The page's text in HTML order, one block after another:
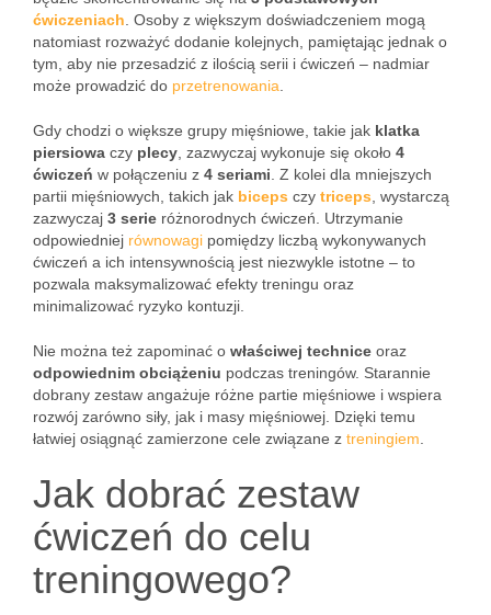
ćwiczeniach . Osoby z większym doświadczeniem mogą
natomiast rozważyć dodanie kolejnych, pamiętając jednak o
tym, aby nie przesadzić z ilością serii i ćwiczeń – nadmiar
może prowadzić do przetrenowania
Gdy chodzi o większe grupy mięśniowe, takie jak klatka
piersiowa czy plecy , zazwyczaj wykonuje się około 4
ćwiczeń w połączeniu z 4 seriami . Z kolei dla mniejszych
partii mięśniowych, takich jak biceps czy triceps , wystarczą
zazwyczaj 3 serie różnorodnych ćwiczeń. Utrzymanie
odpowiedniej równowagi pomiędzy liczbą wykonywanych
ćwiczeń a ich intensywnością jest niezwykle istotne – to
pozwala maksymalizować efekty treningu oraz
minimalizować ryzyko kontuzji.
Nie można też zapominać o właściwej technice oraz
odpowiednim obciążeniu podczas treningów. Starannie
dobrany zestaw angażuje różne partie mięśniowe i wspiera
rozwój zarówno siły, jak i masy mięśniowej. Dzięki temu
łatwiej osiągnąć zamierzone cele związane z treningiem
Jak dobrać zestaw
ćwiczeń do celu
treningowego?